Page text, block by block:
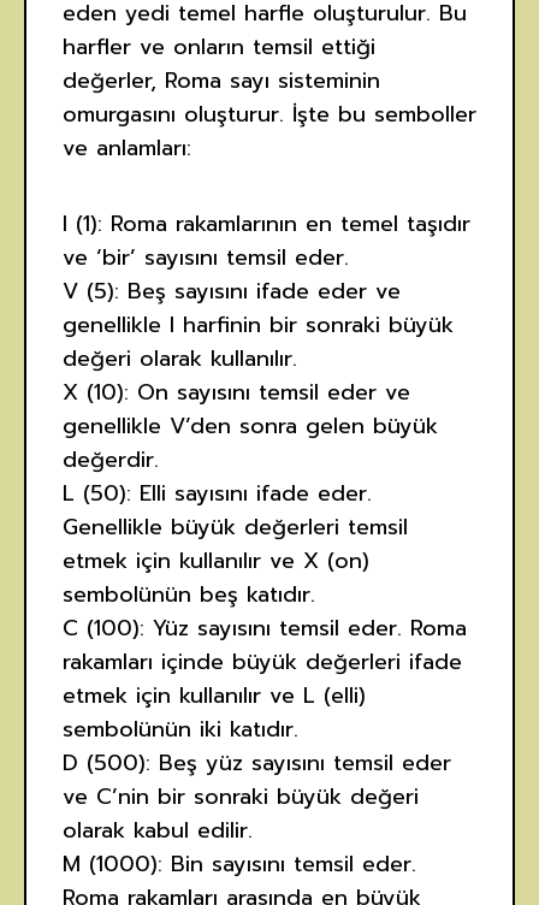
eden yedi temel harfle oluşturulur. Bu
harfler ve onların temsil ettiği
değerler, Roma sayı sisteminin
omurgasını oluşturur. İşte bu semboller
ve anlamları:
I (1): Roma rakamlarının en temel taşıdır
ve ‘bir’ sayısını temsil eder.
V (5): Beş sayısını ifade eder ve
genellikle I harfinin bir sonraki büyük
değeri olarak kullanılır.
X (10): On sayısını temsil eder ve
genellikle V’den sonra gelen büyük
değerdir.
L (50): Elli sayısını ifade eder.
Genellikle büyük değerleri temsil
etmek için kullanılır ve X (on)
sembolünün beş katıdır.
C (100): Yüz sayısını temsil eder. Roma
rakamları içinde büyük değerleri ifade
etmek için kullanılır ve L (elli)
sembolünün iki katıdır.
D (500): Beş yüz sayısını temsil eder
ve C’nin bir sonraki büyük değeri
olarak kabul edilir.
M (1000): Bin sayısını temsil eder.
Roma rakamları arasında en büyük